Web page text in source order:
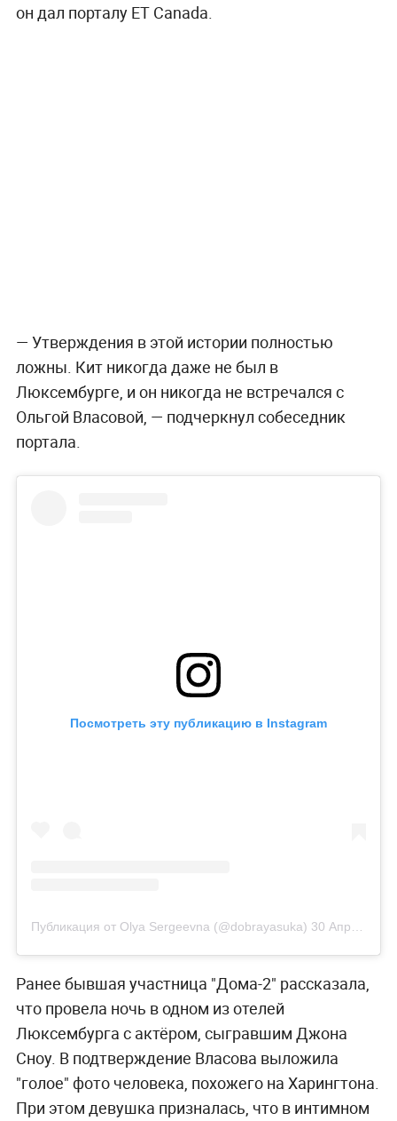
он дал порталу ET Canada.
— Утверждения в этой истории полностью
ложны. Кит никогда даже не был в
Люксембурге, и он никогда не встречался с
Ольгой Власовой, — подчеркнул собеседник
портала.
Посмотреть эту публикацию в Instagram
Публикация от Olya Sergeevna (@dobrayasuka) 30 Апр 2018 в 8:00 PDT
Ранее бывшая участница "Дома-2" рассказала,
что провела ночь в одном из отелей
Люксембурга с актёром, сыгравшим Джона
Сноу. В подтверждение Власова выложила
"голое" фото человека, похожего на Харингтона.
При этом девушка призналась, что в интимном